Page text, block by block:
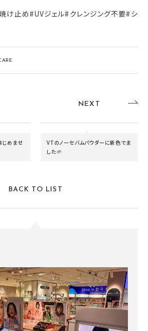
け止め#UVジェル#クレンジング不要#シ
じめませ
NEXT
VTのノーセバムパウダーに新色でま
した🌱
BACK TO LIST